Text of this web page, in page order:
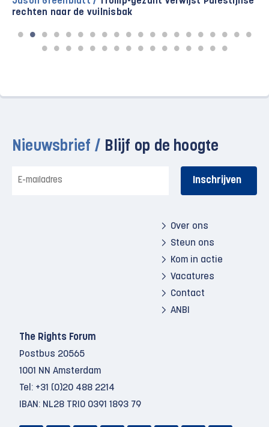
onverholen pro-Israëlisch
Nieuwsbrief / Blijf op de hoogte
mailadres
Over ons
Steun ons
Kom in actie
Vacatures
Contact
ANBI
The Rights Forum
Postbus 20565
1001 NN Amsterdam
Tel: +31 (0)20 488 2214
IBAN: NL28 TRIO 0391 1893 79